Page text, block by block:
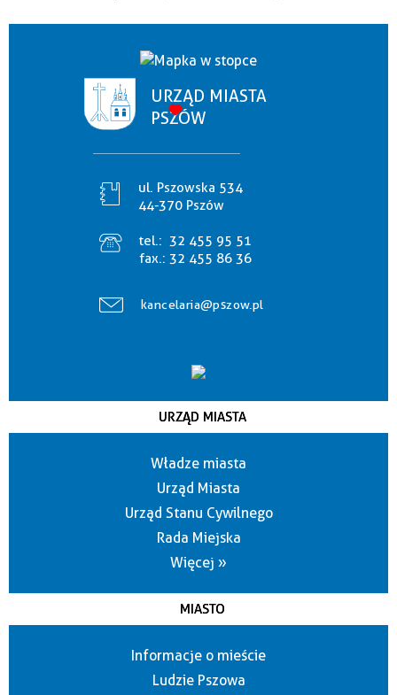
URZĄD MIASTA
PSZÓW
ul. Pszowska 534
44-370 Pszów
tel.: 32 455 95 51
fax.: 32 455 86 36
kancelaria@pszow.pl
URZĄD MIASTA
Władze miasta
Urząd Miasta
Urząd Stanu Cywilnego
Rada Miejska
Więcej »
MIASTO
Informacje o mieście
Ludzie Pszowa